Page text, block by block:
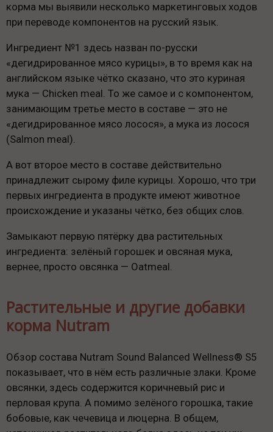
корма мы выявили несколько маркетинговых ходов
при переводе компонентов на русский язык.
Ингредиент №1 здесь назван по-русски
«дегидрированное мясо курицы», в то время как на
английском языке чётко сказано, что это куриная
мука — Chicken meal. То же самое и с компонентом,
занимающим третье место в составе — это не
«дегидрированное мясо лосося», а мука из лосося
(Salmon meal).
А вот второе место в составе действительно
принадлежит сырому филе курицы. Хорошо, что три
первых ингредиента в продукте имеют животное
происхождение и указаны чётко, без общих слов.
Замыкают первую пятёрку два растительных
ингредиента: зелёный горошек и овсяная мука,
вернее, просто овсянка — Oatmeal.
Растительные и другие добавки
корма Nutram
Обзор состава Nutram Sound Balanced Wellness® S5
показывает, что в нём есть различные злаки. Кроме
овсянки, здесь содержится коричневый рис и
перловая крупа. А помимо зелёного горошка, такие
бобовые, как чечевица и люцерна. В общем,